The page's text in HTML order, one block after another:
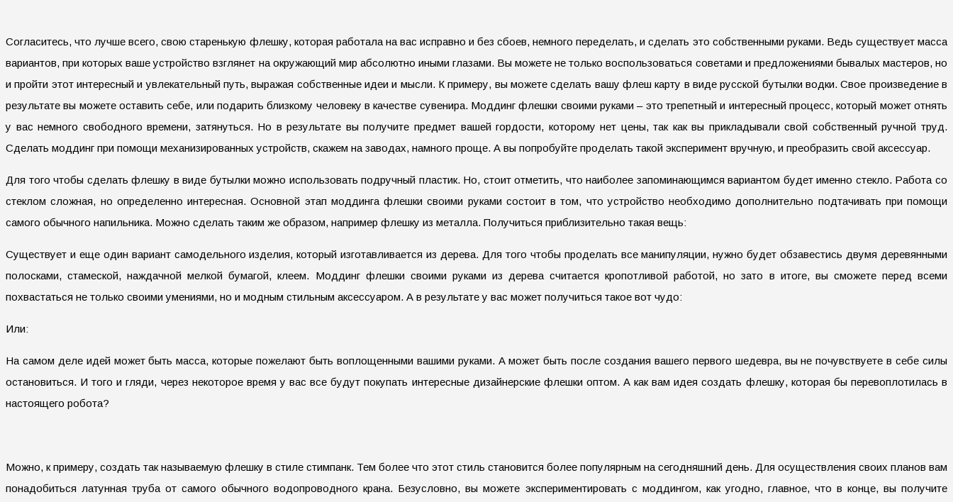
Согласитесь, что лучше всего, свою старенькую флешку, которая работала на вас исправно и без сбоев, немного переделать, и сделать это собственными руками. Ведь существует масса
вариантов, при которых ваше устройство взглянет на окружающий мир абсолютно иными глазами. Вы можете не только воспользоваться советами и предложениями бывалых мастеров, но
и пройти этот интересный и увлекательный путь, выражая собственные идеи и мысли. К примеру, вы можете сделать вашу флеш карту в виде русской бутылки водки. Свое произведение в
результате вы можете оставить себе, или подарить близкому человеку в качестве сувенира. Моддинг флешки своими руками – это трепетный и интересный процесс, который может отнять
у вас немного свободного времени, затянуться. Но в результате вы получите предмет вашей гордости, которому нет цены, так как вы прикладывали свой собственный ручной труд.
Сделать моддинг при помощи механизированных устройств, скажем на заводах, намного проще. А вы попробуйте проделать такой эксперимент вручную, и преобразить свой аксессуар.
Для того чтобы сделать флешку в виде бутылки можно использовать подручный пластик. Но, стоит отметить, что наиболее запоминающимся вариантом будет именно стекло. Работа со
стеклом сложная, но определенно интересная. Основной этап моддинга флешки своими руками состоит в том, что устройство необходимо дополнительно подтачивать при помощи
самого обычного напильника. Можно сделать таким же образом, например флешку из металла. Получиться приблизительно такая вещь:
Существует и еще один вариант самодельного изделия, который изготавливается из дерева. Для того чтобы проделать все манипуляции, нужно будет обзавестись двумя деревянными
полосками, стамеской, наждачной мелкой бумагой, клеем. Моддинг флешки своими руками из дерева считается кропотливой работой, но зато в итоге, вы сможете перед всеми
похвастаться не только своими умениями, но и модным стильным аксессуаром. А в результате у вас может получиться такое вот чудо:
Или:
На самом деле идей может быть масса, которые пожелают быть воплощенными вашими руками. А может быть после создания вашего первого шедевра, вы не почувствуете в себе силы
остановиться. И того и гляди, через некоторое время у вас все будут покупать интересные дизайнерские флешки оптом. А как вам идея создать флешку, которая бы перевоплотилась в
настоящего робота?
Можно, к примеру, создать так называемую флешку в стиле стимпанк. Тем более что этот стиль становится более популярным на сегодняшний день. Для осуществления своих планов вам
понадобиться латунная труба от самого обычного водопроводного крана. Безусловно, вы можете экспериментировать с моддингом, как угодно, главное, что в конце, вы получите